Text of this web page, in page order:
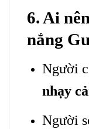
6. Ai
nắng
Người
nhạy
Người